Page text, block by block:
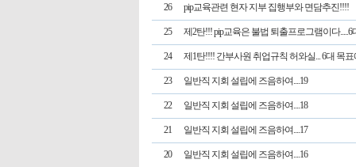
26 pip교육관련 현자 지부 집행부와 면담추진!!!!
25 제2탄!!! pip교육은 불법 퇴출프로그램이다
24 제1탄!!!! 간부사원 취업규칙 허와실... 6대 목
23 일반직 지회 설립에 즈음하여....19
22 일반직 지회 설립에 즈음하여....18
21 일반직 지회 설립에 즈음하여....17
20 일반직 지회 설립에 즈음하여....16